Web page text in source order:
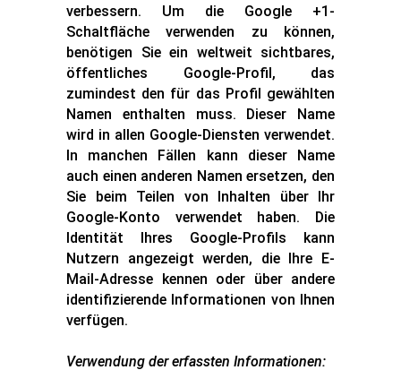
verbessern. Um die Google +1-
Schaltfläche verwenden zu können,
benötigen Sie ein weltweit sichtbares,
öffentliches Google-Profil, das
zumindest den für das Profil gewählten
Namen enthalten muss. Dieser Name
wird in allen Google-Diensten verwendet.
In manchen Fällen kann dieser Name
auch einen anderen Namen ersetzen, den
Sie beim Teilen von Inhalten über Ihr
Google-Konto verwendet haben. Die
Identität Ihres Google-Profils kann
Nutzern angezeigt werden, die Ihre E-
Mail-Adresse kennen oder über andere
identifizierende Informationen von Ihnen
verfügen.
Verwendung der erfassten Informationen: